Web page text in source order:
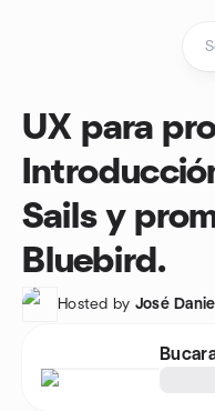
UX para
Sails y
Bluebird.
Hosted by José